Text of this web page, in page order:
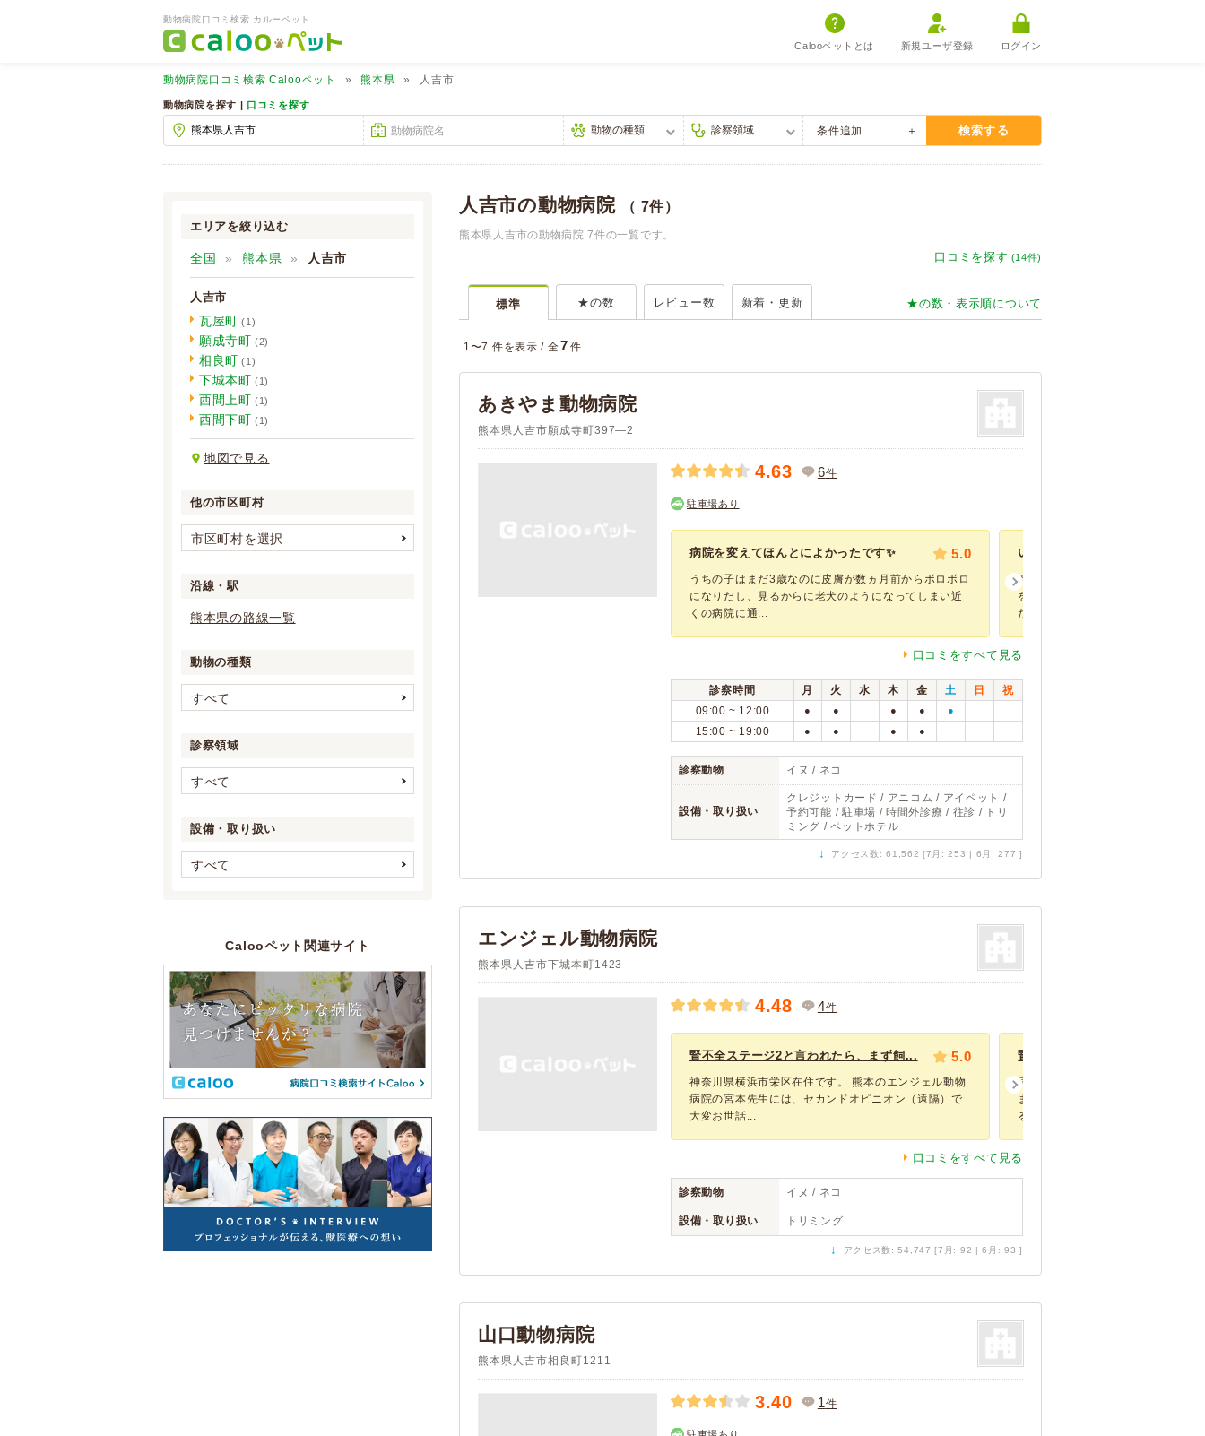
動物病院口コミ検索 カルーペット
Calooペットとは 新規ユーザ登録 ログイン
動物病院口コミ検索 Calooペット 熊本県 人吉市
動物病院を探す | 口コミを探す
条件追加 検索する
人吉市の動物病院 （ 7件）
熊本県人吉市の動物病院 7件の一覧です。
口コミを探す (14件)
標準 ★の数 レビュー数 新着・更新 ★の数・表示順について
1〜7 件を表示 / 全7 件
あきやま動物病院
熊本県人吉市願成寺町397―2
4.63 6件
駐車場あり
病院を変えてほんとによかったです✨ 5.0
うちの子はまだ3歳なのに皮膚が数ヵ月前からボロボロ
になりだし、見るからに老犬のようになってしまい近
くの病院に通...
いつもありがとうございます
ももは自宅ではかなりやんちゃで大
をし(´･_･`)、その度にあきやまさ
だいた...
口コミをすべて見る
診察時間 月 火 水 木 金 土 日
祝
09:00 ~ 12:00
● ● ● ● ●
15:00 ~ 19:00 ● ● ● ●
診察動物 イヌ / ネコ
設備・取り扱い
クレジットカード / アニコム / アイペット /
予約可能 / 駐車場 / 時間外診療 / 往診 / トリ
ミング / ペットホテル
↓ アクセス数: 61,562 [7月: 253 | 6月: 277 ]
エンジェル動物病院
熊本県人吉市下城本町1423
4.48 4件
腎不全ステージ2と言われたら、まず飼... 5.0
神奈川県横浜市栄区在住です。 熊本のエンジェル動物
病院の宮本先生には、セカンドオピニオン（遠隔）で
大変お世話...
腎不全で助からないと言われた
宮本先生に愛犬の命を救われました
ます もう数年前になりますが、嘔
る等の...
口コミをすべて見る
診察動物 イヌ / ネコ
設備・取り扱い トリミング
↓ アクセス数: 54,747 [7月: 92 | 6月: 93 ]
山口動物病院
熊本県人吉市相良町1211
3.40 1件
エリアを絞り込む
全国 熊本県 人吉市
人吉市
瓦屋町 (1)
願成寺町 (2)
相良町 (1)
下城本町 (1)
西間上町 (1)
西間下町 (1)
地図で見る
他の市区町村
市区町村を選択
(20)
下益城郡美里町
玉名郡南関町 (2)
菊池郡菊陽町 (7)
阿蘇郡南阿蘇村 (1)
葦北郡芦北町 球磨郡錦町
球磨郡多良木町 (5) 球磨郡あさぎり町
天草郡苓北町 (1)
沿線・駅
熊本県の路線一覧
動物の種類
すべて
ハムスター
(1)
診察領域
すべて
(1)
消化器系疾患 (2) 肝・胆・すい臓系疾患
血液・免疫系疾患 (2) 筋肉系疾患
整形外科系疾患 (2) 耳系疾患
生殖器系疾患 (2) 感染症系疾患 (1)
東洋医学 (1) けが・その他
設備・取り扱い
すべて
アイペット
(0)
(0)
ペットホテル
Calooペット関連サイト